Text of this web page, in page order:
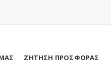
ΖΗΤΗΣΗ ΠΡΟΣΦΟΡΑΣ